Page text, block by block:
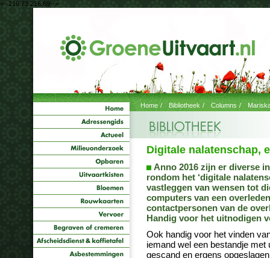
<--216.73.216.69-->
Home / Bibliotheek / Columns /
Digitale nalatenschap,
Anno 2016 zijn er diverse
rondom het ‘digitale
vastleggen van wensen tot
computers van een
contactpersonen van de
Handig voor het uitnodigen
Ook handig voor het vinden
iemand wel een bestandje
gescand en ergens